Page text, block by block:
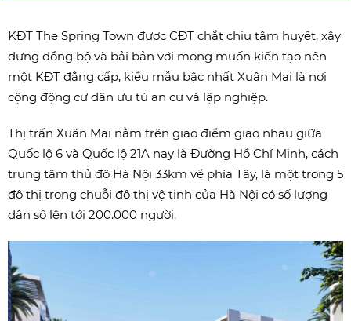
KĐT The Spring Town được CĐT chắt chiu tâm huyết, xây
dưng đồng bộ và bải bản với mong muốn kiến tạo nên
một KĐT đẳng cấp, kiểu mẫu bậc nhất Xuân Mai là nơi
cộng động cư dân ưu tú an cư và lập nghiệp.
Thị trấn Xuân Mai nằm trên giao điểm giao nhau giữa
Quốc lộ 6 và Quốc lộ 21A nay là Đường Hồ Chí Minh, cách
trung tâm thủ đô Hà Nội 33km về phía Tây, là một trong 5
đô thị trong chuỗi đô thị vệ tinh của Hà Nội có số lượng
dân số lên tới 200.000 người.